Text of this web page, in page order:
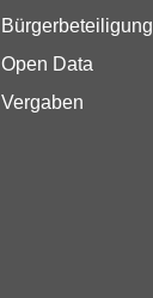
Bürgerbeteiligung
Open Data
Vergaben